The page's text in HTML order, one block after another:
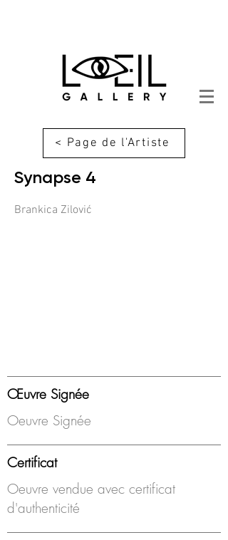
< Page de l'Artiste
Synapse 4
Brankica Zilović
Œuvre Signée
Oeuvre Signée
Certificat
Oeuvre vendue avec certificat
d'authenticité